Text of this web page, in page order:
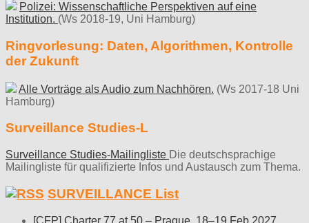
Polizei: Wissenschaftliche Perspektiven auf eine
Institution. (Ws 2018-19, Uni Hamburg)
Ringvorlesung: Daten, Algorithmen, Kontrolle
der Zukunft
Alle Vorträge als Audio zum Nachhören. (Ws 2017-18 Uni
Hamburg)
Surveillance Studies-L
Surveillance Studies-Mailingliste Die deutschsprachige
Mailingliste für qualifizierte Infos und Austausch zum Thema.
SURVEILLANCE List
[CFP] Charter 77 at 50 – Prague, 18–19 Feb 2027